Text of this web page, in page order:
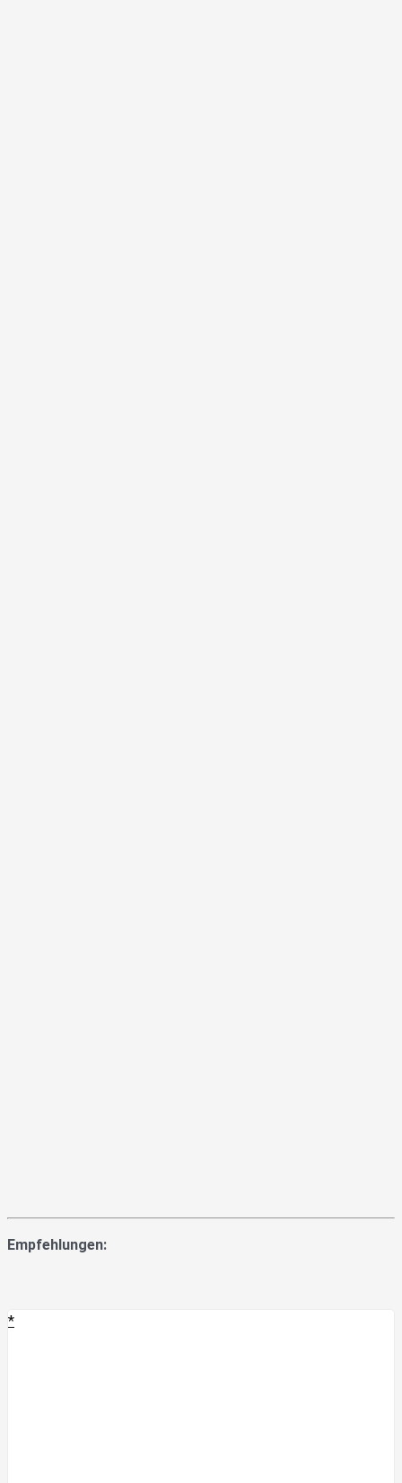
Empfehlungen:
*